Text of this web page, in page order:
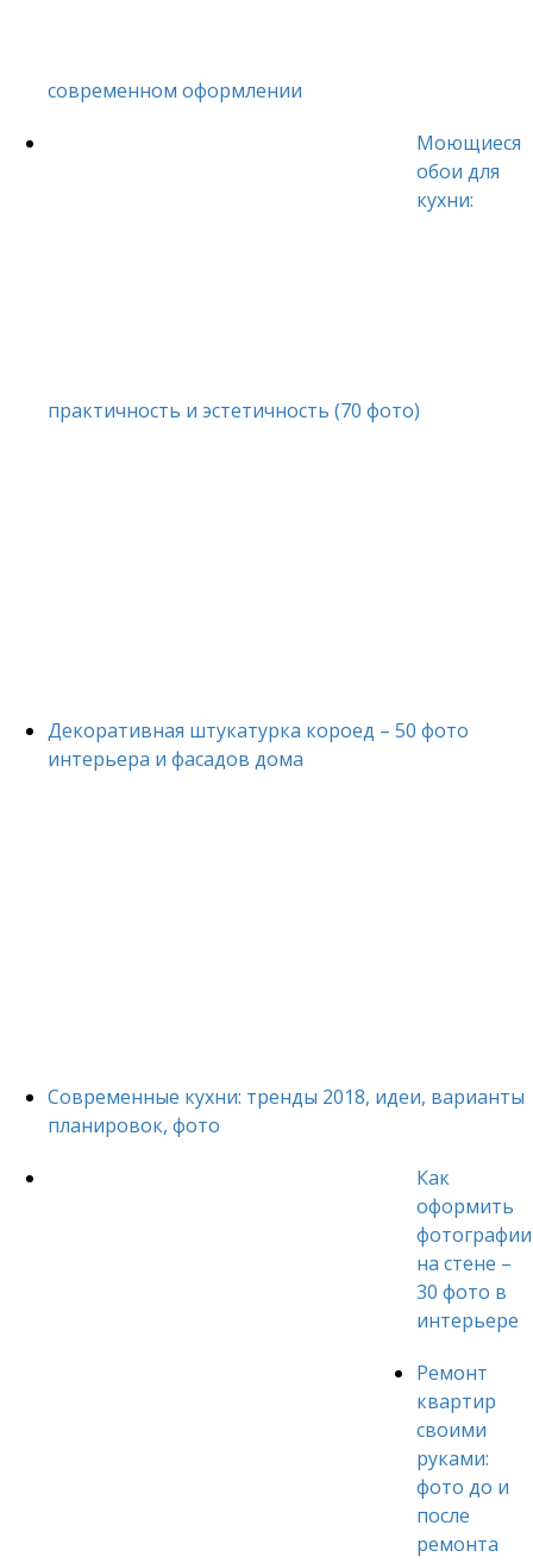
современном оформлении
Моющиеся
обои для
кухни:
практичность и эстетичность (70 фото)
Декоративная штукатурка короед – 50 фото
интерьера и фасадов дома
Современные кухни: тренды 2018, идеи, варианты
планировок, фото
Как
оформить
фотографии
на стене –
30 фото в
интерьере
Ремонт
квартир
своими
руками:
фото до и
после
ремонта